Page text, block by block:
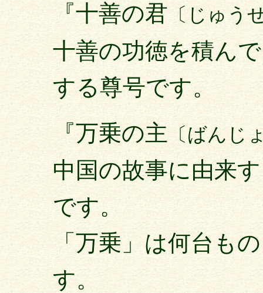
『十善の君〔じゅう
十善の功徳を積ん
する尊号です。
『万乗の主 〔ばんじ
中国の故事に由来
です。
「万乗」は何台も
す。